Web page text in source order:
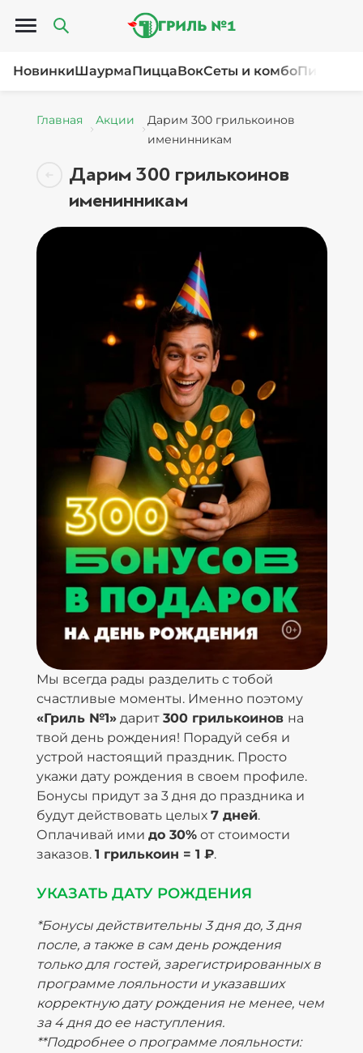
Открыть меню
НовинкиШаурмаПиццаВокСеты и комбоПироги
Главная Акции
Дарим 300 грилькоинов
именинникам
Дарим 300 грилькоинов
именинникам
Мы всегда рады разделить с тобой
счастливые моменты. Именно поэтому
«Гриль №1»дарит 300 грилькоинов на
твой день рождения! Порадуй себя и
устрой настоящий праздник. Просто
укажи дату рождения в своем профиле.
Бонусы придут за 3 дня до праздника и
будут действовать целых 7 дней.
Оплачивай ими до 30%от стоимости
заказов. 1 грилькоин = 1 ₽.
УКАЗАТЬ ДАТУ РОЖДЕНИЯ
*Бонусы действительны 3 дня до, 3 дня
после, а также в сам день рождения
только для гостей, зарегистрированных в
программе лояльности и указавших
корректную дату рождения не менее, чем
за 4 дня до ее наступления.
**Подробнее о программе лояльности: